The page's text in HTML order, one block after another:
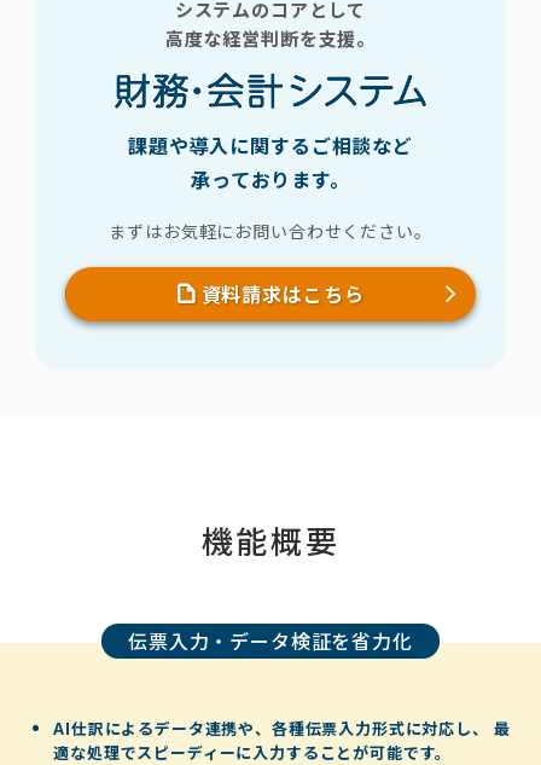
システムのコアとして
高度な経営判断を支援。
課題や導入に関するご相談など
承っております。
まずはお気軽にお問い合わせください。
資料請求はこちら
機能概要
伝票入力・データ検証を省力化
AI仕訳によるデータ連携や、各種伝票入力形式に対応し、
最
適な処理でスピーディーに入力することが可能です。